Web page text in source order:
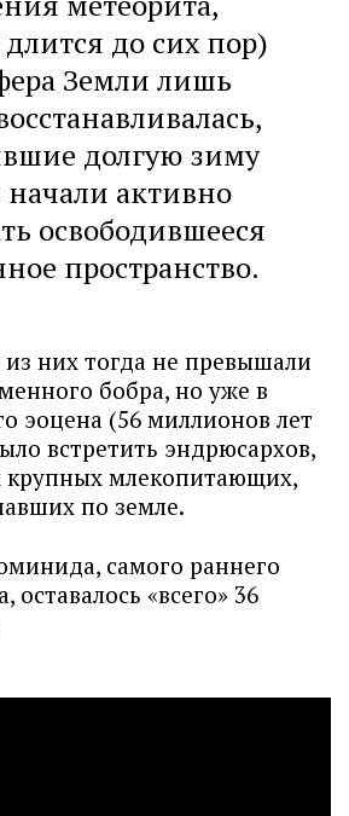
длится до сих пор)
Земли лишь
долгую зиму
активно
освободившееся
пространство.
них тогда не превышали
бобра, но уже в
эоцена (56 миллионов лет
встретить эндрюсархов,
крупных млекопитающих,
по земле.
самого раннего
оставалось «всего» 36